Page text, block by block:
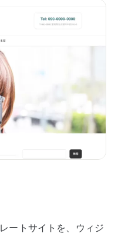
ートサイトを、ウィジ